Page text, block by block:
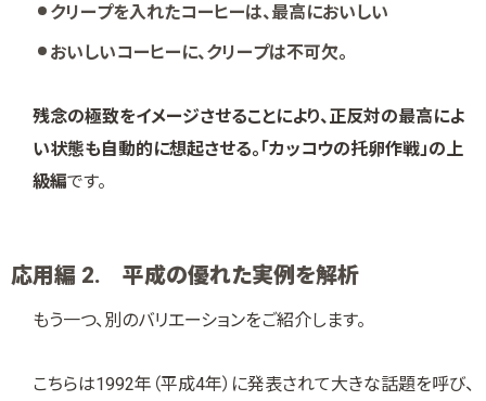
クリープを入れたコーヒーは、最高においしい
おいしいコーヒーに、クリープは不可欠。
残念の極致をイメージさせることにより、正反対の最高によ
い状態も自動的に想起させる。「カッコウの托卵作戦」の上
級編です。
応用編 2. 平成の優れた実例を解析
もう一つ、別のバリエーションをご紹介します。
こちらは1992年（平成4年）に発表されて大きな話題を呼び、